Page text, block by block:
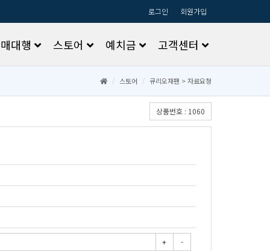
로그인 회원가입
대행 스토어 예치금 고객센터
스토어 큐리오재팬>자료요청
상품번호:1060
+ -